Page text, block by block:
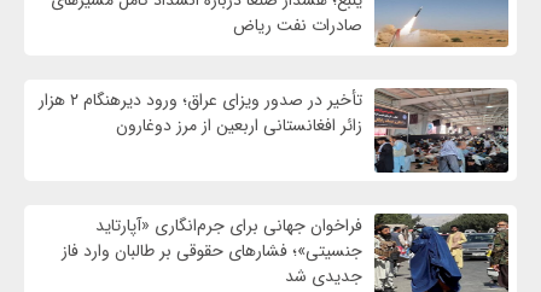
صادرات نفت ریاض
تأخیر در صدور ویزای عراق؛ ورود دیرهنگام ۲ هزار
زائر افغانستانی اربعین از مرز دوغارون
فراخوان جهانی برای جرم‌انگاری «آپارتاید
جنسیتی»؛ فشارهای حقوقی بر طالبان وارد فاز
جدیدی شد